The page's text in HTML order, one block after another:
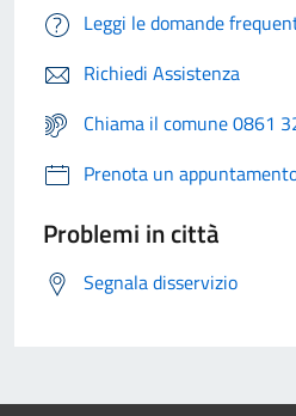
Leggi le domande
Richiedi Assistenza
Chiama il comune 0861
Prenota un
Problemi in città
Segnala disservizio